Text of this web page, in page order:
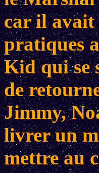
car il avait
pratiques
Kid qui se
de
Jimmy,
livrer un
mettre au